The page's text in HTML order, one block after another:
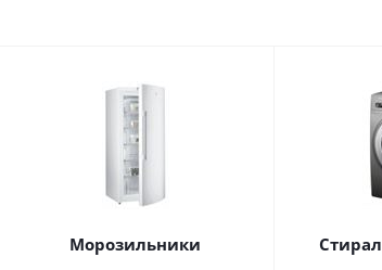
Морозильники